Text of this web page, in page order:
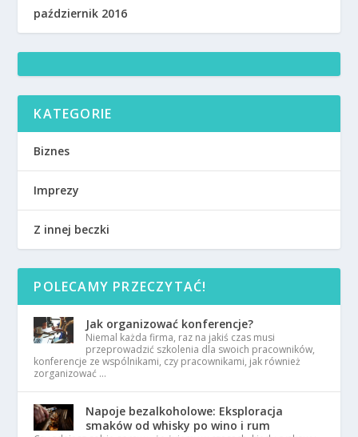
październik 2016
KATEGORIE
Biznes
Imprezy
Z innej beczki
POLECAMY PRZECZYTAĆ!
Jak organizować konferencje?
Niemal każda firma, raz na jakiś czas musi
przeprowadzić szkolenia dla swoich pracowników,
konferencje ze wspólnikami, czy pracownikami, jak również
zorganizować …
Napoje bezalkoholowe: Eksploracja
smaków od whisky po wino i rum